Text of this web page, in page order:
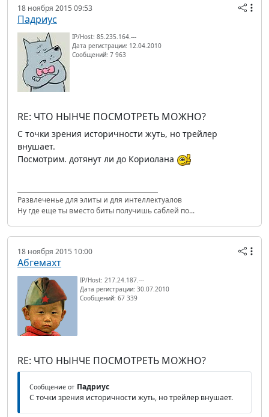
18 ноября 2015 09:53
Падриус
IP/Host: 85.235.164.---
Дата регистрации: 12.04.2010
Сообщений: 7 963
RE: ЧТО НЫНЧЕ ПОСМОТРЕТЬ МОЖНО?
С точки зрения историчности жуть, но трейлер
внушает.
Посмотрим. дотянут ли до Кориолана
Развлеченье для элиты и для интеллектуалов
Ну где еще ты вместо биты получишь саблей по...
18 ноября 2015 10:00
Абгемахт
IP/Host: 217.24.187.---
Дата регистрации: 30.07.2010
Сообщений: 67 339
RE: ЧТО НЫНЧЕ ПОСМОТРЕТЬ МОЖНО?
Сообщение от Падриус
С точки зрения историчности жуть, но трейлер внушает.